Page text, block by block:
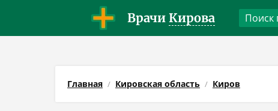
Врачи Кирова
Главная Кировская область Киров